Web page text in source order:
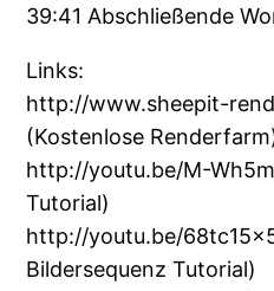
39:41 Abschließende
Links:
http://www.sheepit-
(Kostenlose
http://youtu.be/M-
Tutorial)
http://youtu.be/
Bildersequenz Tutorial)